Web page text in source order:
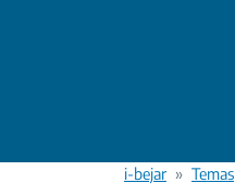
i-bejar Temas